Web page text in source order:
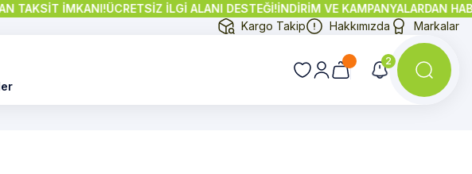
İMKANI!ÜCRETSİZ İLGİ ALANI DESTEĞİ!İNDİRİM VE KAMPANYALARDAN
Kargo Takip Hakkımızda Markalar
2
Ara:
Manyetik
Bloklar...